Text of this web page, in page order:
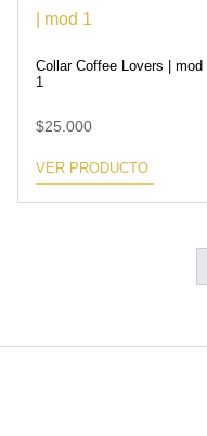
Collar Coffee Lovers | mod
1
$25.000
VER PRODUCTO